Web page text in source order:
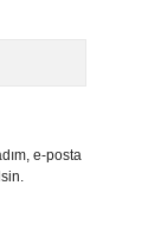
e-posta